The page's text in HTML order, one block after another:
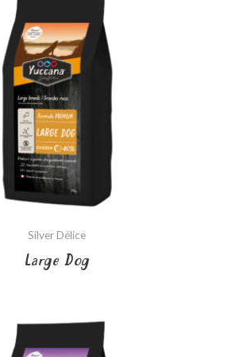
Silver Délice
Large Dog